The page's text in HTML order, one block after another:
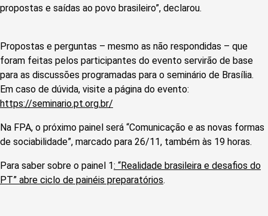
propostas e saídas ao povo brasileiro”, declarou.
Propostas e perguntas – mesmo as não respondidas – que
foram feitas pelos participantes do evento servirão de base
para as discussões programadas para o seminário de Brasília.
Em caso de dúvida, visite a página do evento:
https://seminario.pt.org.br/
Na FPA, o próximo painel será “Comunicação e as novas formas
de sociabilidade”, marcado para 26/11, também às 19 horas.
Para saber sobre o painel 1: “Realidade brasileira e desafios do
PT” abre ciclo de painéis preparatórios.